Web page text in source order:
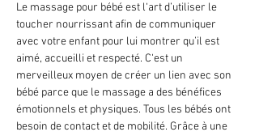
Le massage pour bébé est l‘art d’utiliser le
toucher nourrissant afin de communiquer
avec votre enfant pour lui montrer qu’il est
aimé, accueilli et respecté. C‘est un
merveilleux moyen de créer un lien avec son
bébé parce que le massage a des bénéfices
émotionnels et physiques. Tous les bébés ont
besoin de contact et de mobilité. Grâce à une